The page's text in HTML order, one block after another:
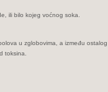
ili bilo kojeg voćnog soka.
u zglobovima, a između ostalog
toksina.